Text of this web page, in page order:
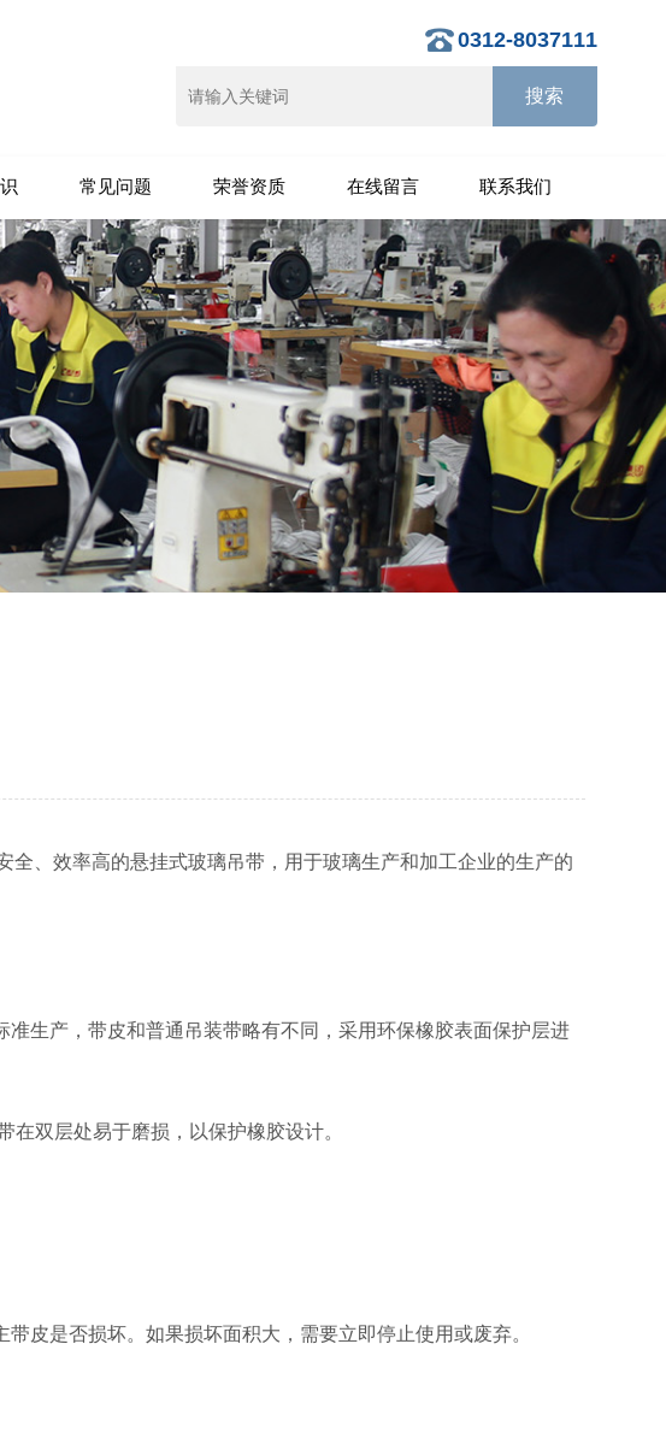
0312-8037111
常见问题 荣誉资质 在线留言 联系我们
、效率高的悬挂式玻璃吊带，用于玻璃生产和加工企业的生产的
准生产，带皮和普通吊装带略有不同，采用环保橡胶表面保护层进
双层处易于磨损，以保护橡胶设计。
皮是否损坏。如果损坏面积大，需要立即停止使用或废弃。